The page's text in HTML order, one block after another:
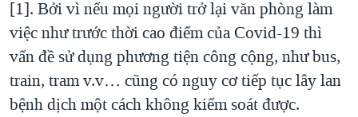
[1]. Bởi vì nếu mọi người trở lại văn phòng làm
việc như trước thời cao điểm của Covid-19 thì
vấn đề sử dụng phương tiện công cộng, như bus,
train, tram v.v… cũng có nguy cơ tiếp tục lây lan
bệnh dịch một cách không kiểm soát được.